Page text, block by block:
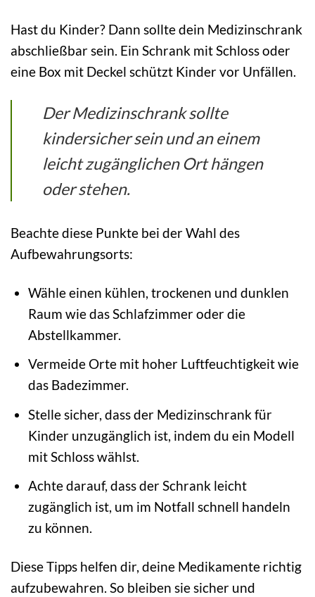
Hast du Kinder? Dann sollte dein Medizinschrank
abschließbar sein. Ein Schrank mit Schloss oder
eine Box mit Deckel schützt Kinder vor Unfällen.
Der Medizinschrank sollte
kindersicher sein und an einem
leicht zugänglichen Ort hängen
oder stehen.
Beachte diese Punkte bei der Wahl des
Aufbewahrungsorts:
Wähle einen kühlen, trockenen und dunklen
Raum wie das Schlafzimmer oder die
Abstellkammer.
Vermeide Orte mit hoher Luftfeuchtigkeit wie
das Badezimmer.
Stelle sicher, dass der Medizinschrank für
Kinder unzugänglich ist, indem du ein Modell
mit Schloss wählst.
Achte darauf, dass der Schrank leicht
zugänglich ist, um im Notfall schnell handeln
zu können.
Diese Tipps helfen dir, deine Medikamente richtig
aufzubewahren. So bleiben sie sicher und